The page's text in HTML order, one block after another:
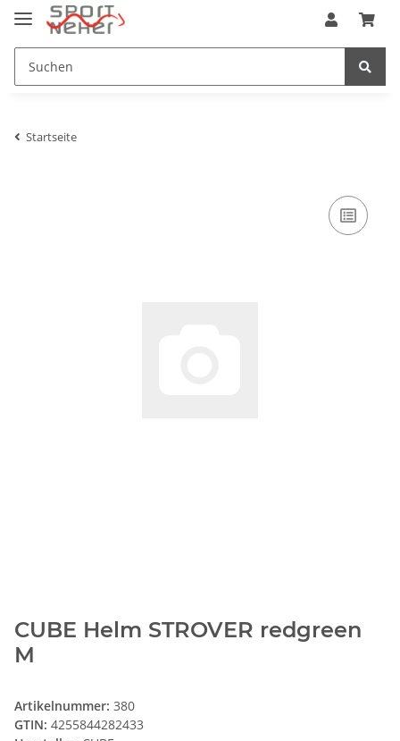
Startseite
CUBE Helm STROVER redgreen
M
Artikelnummer: 380
GTIN: 4255844282433